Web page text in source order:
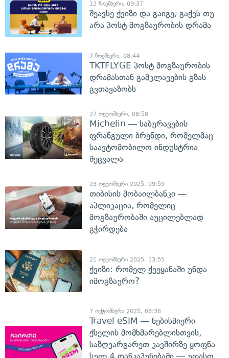
12 ნოემბერი, 09:37
შეავსე ქვიზი და გაიგე, გაქვს თუ
არა პოსტ მოგზაურობის დრამა
7 ნოემბერი, 08:44
TKTFLY.GE პოსტ მოგზაურობის
დრამასთან გამკლავების გზას
გვთავაზობს
27 ოქტომბერი, 08:58
Michelin — საბურავების
ფრანგული ბრენდი, რომელმაც
საავტომობილო ინდუსტრია
შეცვალა
23 ოქტომბერი 2025, 09:59
თიბისის მობაილბანკი —
აპლიკაცია, რომელიც
მოგზაურობაში აუცილებლად
გჭირდება
21 ოქტომბერი 2025, 13:55
ქვიზი: რომელ ქვეყანაში უნდა
იმოგზაურო?
7 ოქტომბერი 2025, 08:36
Travel eSIM — ნებისმიერი
ქსელის მომხმარებლისთვის,
საზღვარგარეთ კავშირზე ყოფნა